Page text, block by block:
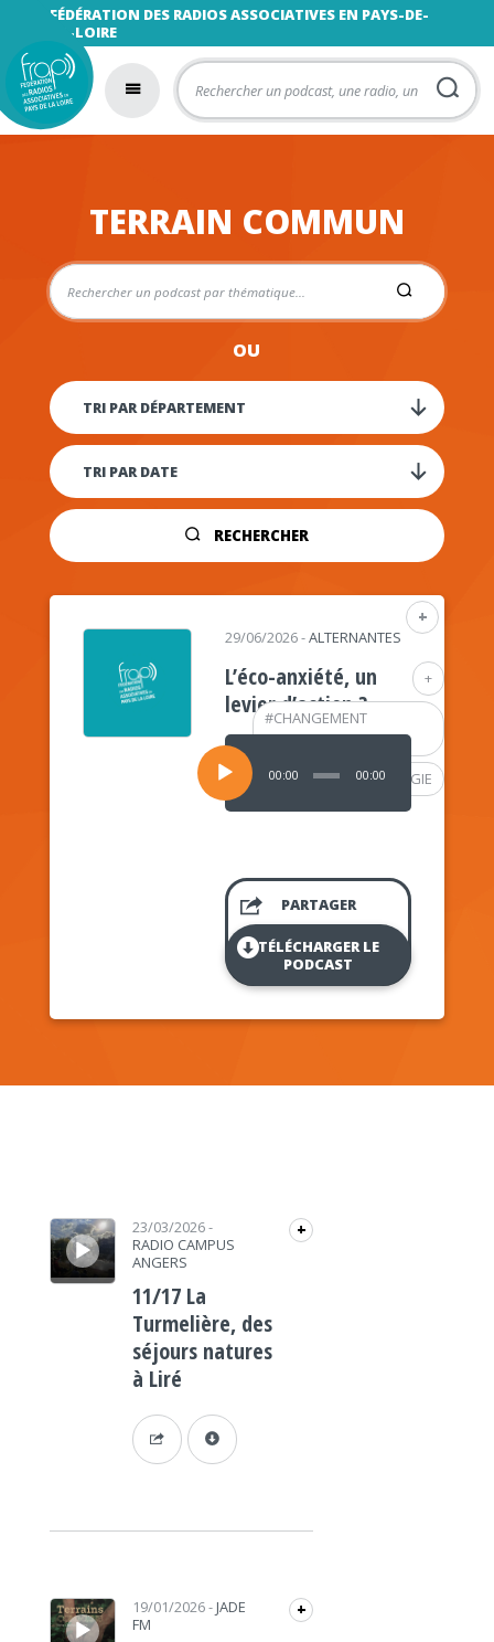
FÉDÉRATION DES RADIOS ASSOCIATIVES EN PAYS-DE-
LA-LOIRE
TERRAIN COMMUN
OU
RECHERCHER
+
+
#CHANGEMENT
CLIMATIQUE
#PSYCHOLOGIE
29/06/2026-ALTERNANTES
L’éco-anxiété, un
levier d’action ?
Lecteur
audio
00:00 00:00
PARTAGER
TÉLÉCHARGER LE
PODCAST
Lecteur audio 23/03/2026-
RADIO CAMPUS
ANGERS
+
11/17 La
Turmelière, des
séjours natures
à Liré
Lecteur audio 19/01/2026- JADE
FM
+